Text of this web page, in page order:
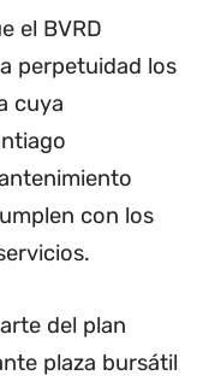
el BVRD
perpetuidad los
cuya
con los
del plan
plaza bursátil